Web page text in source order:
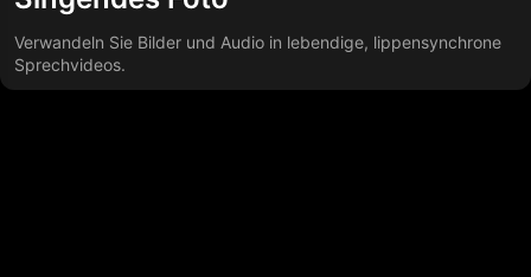
Verwandeln Sie Bilder und Audio in lebendige, lippensynchrone
Sprechvideos.